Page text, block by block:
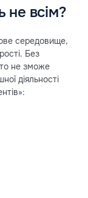
не всім?
середовище,
Без
не зможе
діяльності